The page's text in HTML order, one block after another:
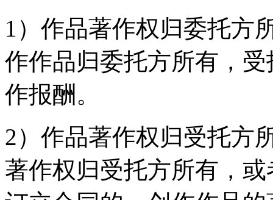
1）作品著作权归委托方
作作品归委托方所有，
作报酬。
2）作品著作权归受托方
著作权归受托方所有，